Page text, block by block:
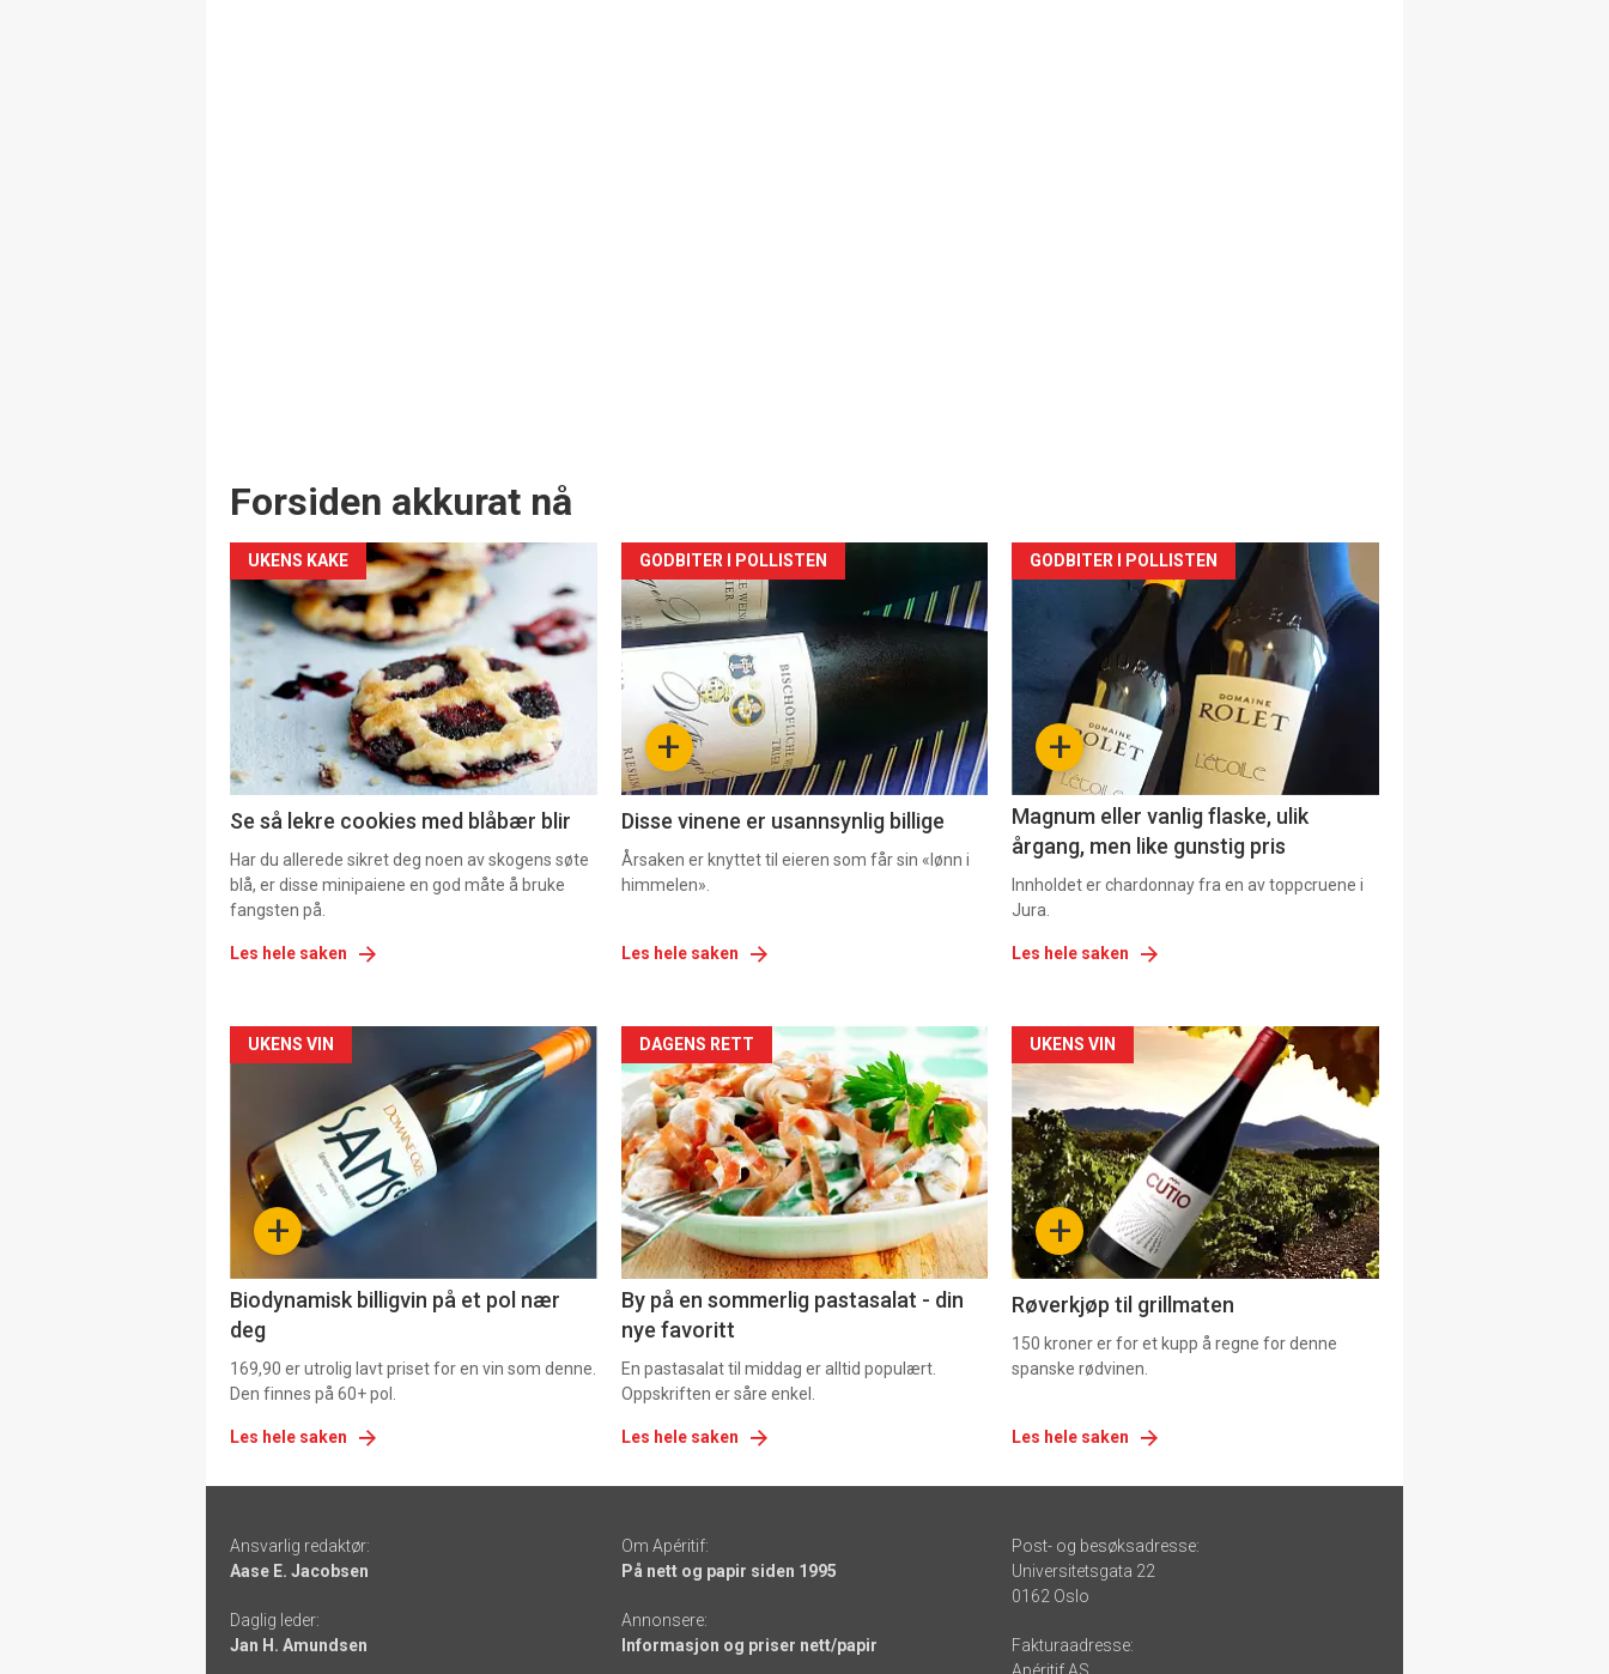
Forsiden akkurat nå
UKENS KAKE
Se så lekre cookies med blåbær blir
Har du allerede sikret deg noen av skogens søte
blå, er disse minipaiene en god måte å bruke
fangsten på.
Les hele saken
Forsiden
akkurat
nå
2 +
GODBITER I POLLISTEN
Disse vinene er usannsynlig billige
Årsaken er knyttet til eieren som får sin «lønn i
himmelen».
Les hele saken
Forsiden
akkurat
nå
+
GODBITER I POLLISTEN
Magnum eller vanlig flaske, ulik
årgang, men like gunstig pris
Innholdet er chardonnay fra en av toppcruene i
Jura.
Les hele saken
Forsiden
akkurat
nå
-
+
UKENS VIN
Biodynamisk billigvin på et pol nær
deg
169,90 er utrolig lavt priset for en vin som denne.
Den finnes på 60+ pol.
Les hele saken
Forsiden
akkurat
nå
-
5
DAGENS RETT
By på en sommerlig pastasalat - din
nye favoritt
En pastasalat til middag er alltid populært.
Oppskriften er såre enkel.
Les hele saken
Forsiden
akkurat
nå
-
6 +
UKENS VIN
Røverkjøp til grillmaten
150 kroner er for et kupp å regne for denne
spanske rødvinen.
Les hele saken
-
links
Ansvarlig redaktør:
Aase E. Jacobsen
Daglig leder:
Jan H. Amundsen
Om Apéritif:
På nett og papir siden 1995
Annonsere:
Informasjon og priser nett/papir
Post- og besøksadresse:
Universitetsgata 22
0162 Oslo
Fakturaadresse: